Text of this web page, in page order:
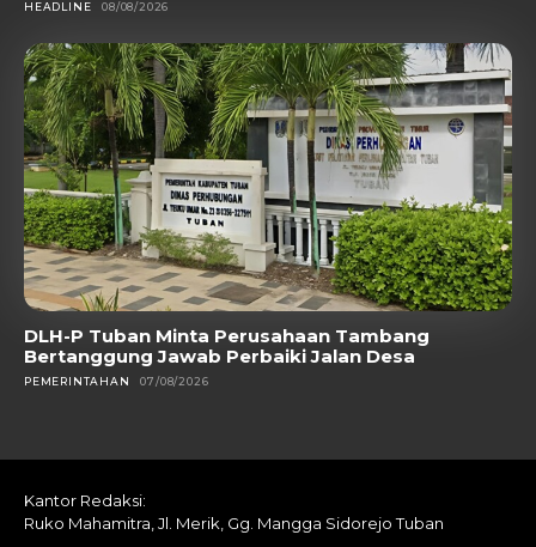
HEADLINE 08/08/2026
DLH-P Tuban Minta Perusahaan Tambang
Bertanggung Jawab Perbaiki Jalan Desa
PEMERINTAHAN 07/08/2026
Kantor Redaksi:
Ruko Mahamitra, Jl. Merik, Gg. Mangga Sidorejo Tuban